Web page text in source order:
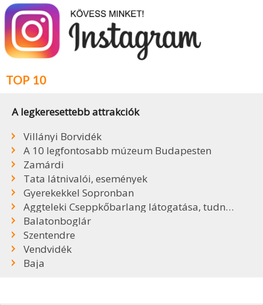
TOP 10
A legkeresettebb attrakciók
Villányi Borvidék
A 10 legfontosabb múzeum Budapesten
Zamárdi
Tata látnivalói, események
Gyerekekkel Sopronban
Aggteleki Cseppkőbarlang látogatása, tudnivalók
Balatonboglár
Szentendre
Vendvidék
Baja